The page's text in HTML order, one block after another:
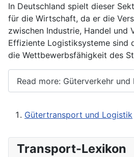
In Deutschland spielt dieser
für die Wirtschaft, da er die
zwischen Industrie, Handel und
Effiziente Logistiksysteme sind
die Wettbewerbsfähigkeit des
Read more: Güterverkehr und
Gütertransport und Logistik
Transport-Lexikon